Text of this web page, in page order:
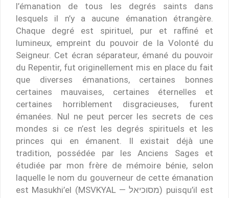
l’émanation de tous les degrés saints dans
lesquels il n’y a aucune émanation étrangère.
Chaque degré est spirituel, pur et raffiné et
lumineux, empreint du pouvoir de la Volonté du
Seigneur. Cet écran séparateur, émané du pouvoir
du Repentir, fut originellement mis en place du fait
que diverses émanations, certaines bonnes
certaines mauvaises, certaines éternelles et
certaines horriblement disgracieuses, furent
émanées. Nul ne peut percer les secrets de ces
mondes si ce n’est les degrés spirituels et les
princes qui en émanent. Il existait déjà une
tradition, possédée par les Anciens Sages et
étudiée par mon frère de mémoire bénie, selon
laquelle le nom du gouverneur de cette émanation
est Masukhi’el (MSVKYAL — מסוכיאל) puisqu’il est